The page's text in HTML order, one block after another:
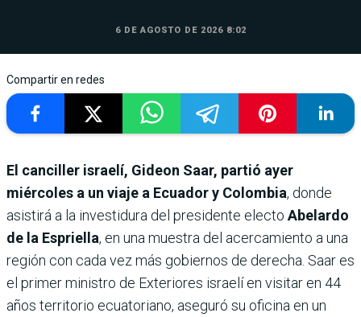
6 DE AGOSTO DE 2026 8:02
Compartir en redes
El canciller israelí, Gideon Saar, partió ayer
miércoles a un viaje a Ecuador y Colombia, donde
asistirá a la investidura del presidente electo Abelardo
de la Espriella, en una muestra del acercamiento a una
región con cada vez más gobiernos de derecha. Saar es
el primer ministro de Exteriores israelí en visitar en 44
años territorio ecuatoriano, aseguró su oficina en un